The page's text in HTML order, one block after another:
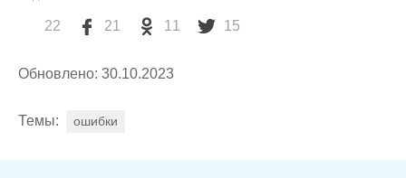
22 21 11 15
Обновлено: 30.10.2023
Темы: ошибки